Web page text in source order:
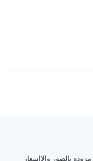
بالصور والااسعار